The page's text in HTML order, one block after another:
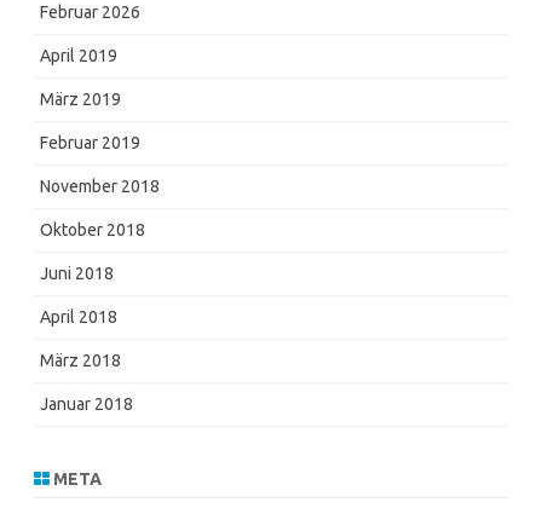
Februar 2026
April 2019
März 2019
Februar 2019
November 2018
Oktober 2018
Juni 2018
April 2018
März 2018
Januar 2018
META